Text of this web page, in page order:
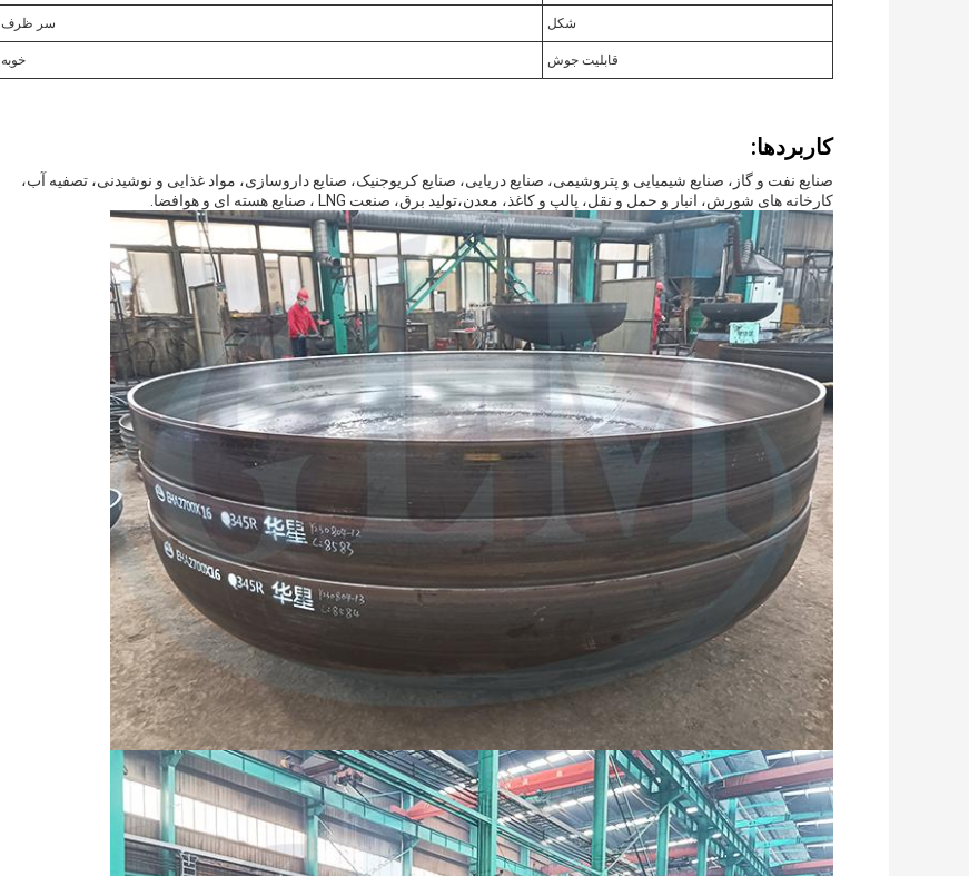
شکل سر ظرف
قابلیت جوش خوبه
کاربردها:
صنایع نفت و گاز، صنایع شیمیایی و پتروشیمی، صنایع دریایی، صنایع کریوجنیک، صنایع داروسازی، مواد غذایی و نوشیدنی، تصفیه آب،
کارخانه های شورش، انبار و حمل و نقل، پالپ و کاغذ، معدن،تولید برق، صنعت LNG ، صنایع هسته ای و هوافضا.